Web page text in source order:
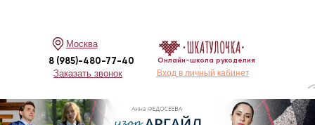
Онлайн-школа рукоделия
8 (985)-480-77-40
Вход в личный кабинет
Москва
Заказать звонок